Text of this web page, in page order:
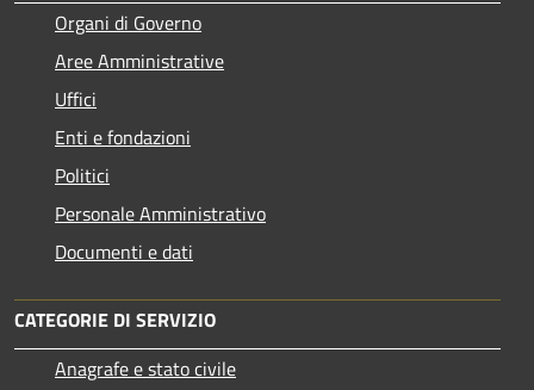
Organi di Governo
Aree Amministrative
Uffici
Enti e fondazioni
Politici
Personale Amministrativo
Documenti e dati
CATEGORIE DI SERVIZIO
Anagrafe e stato civile